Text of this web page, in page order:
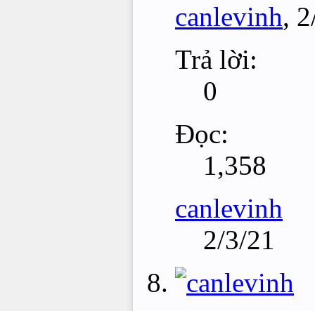
canlevinh,
Trả lời:
0
Đọc:
1,358
canlevinh
2/3/21